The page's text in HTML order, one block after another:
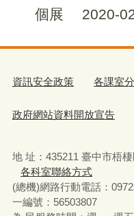
個展
2020-
資訊安全政策 各課室
政府網站資料開放宣告
地 址：435211 臺中市梧
各科室聯絡方式
(總機)網路行動電話：
一編號：56503807